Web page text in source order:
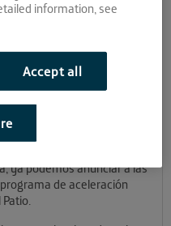
se
talentos que se unen a El
ya podemos anunciar a las
de aceleración
information, see
Accept all